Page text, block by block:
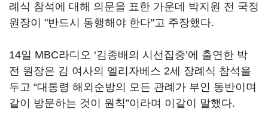
례식 참석에 대해 의문을 표한 가운데 박지원 전 국정
원장이 "반드시 동행해야 한다"고 주장했다.
14일 MBC라디오 ‘김종배의 시선집중’에 출연한 박
전 원장은 김 여사의 엘리자베스 2세 장례식 참석을
두고 “대통령 해외순방의 모든 관례가 부인 동반이며
같이 방문하는 것이 원칙”이라며 이같이 말했다.